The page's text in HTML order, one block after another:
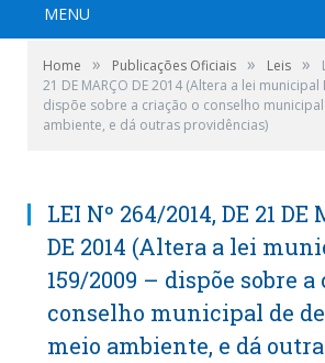
MENU
Home » Publicações Oficiais » Leis »
21 DE MARÇO DE 2014 (Altera a lei municipal
dispõe sobre a criação o conselho
ambiente, e dá outras providências)
LEI Nº 264/2014, DE 21 DE
DE 2014 (Altera a lei
159/2009 – dispõe sobre a
conselho municipal de
meio ambiente, e dá